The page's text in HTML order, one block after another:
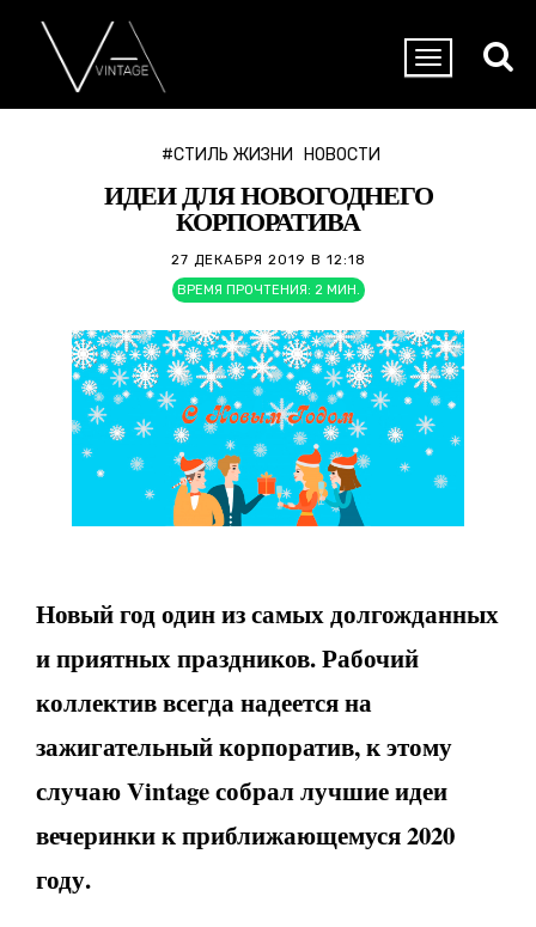
#СТИЛЬ ЖИЗНИ НОВОСТИ
ИДЕИ ДЛЯ НОВОГОДНЕГО
КОРПОРАТИВА
27 ДЕКАБРЯ 2019 В 12:18
ВРЕМЯ ПРОЧТЕНИЯ: 2 МИН.
Новый год один из самых долгожданных
и приятных праздников. Рабочий
коллектив всегда надеется на
зажигательный корпоратив, к этому
случаю Vintage собрал лучшие идеи
вечеринки к приближающемуся 2020
году.